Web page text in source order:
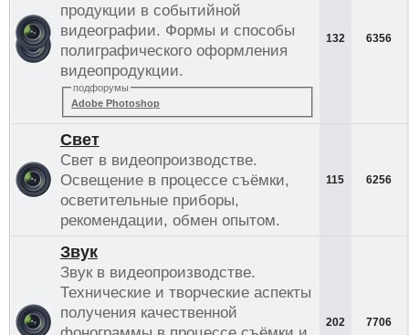
продукции в событийной
видеографии. Формы и способы
полиграфического оформления
видеопродукции.
подфорумы
Adobe Photoshop
132 6356
Свет
Свет в видеопроизводстве.
Освещение в процессе съёмки,
осветительные приборы,
рекомендации, обмен опытом.
115 6256
Звук
Звук в видеопроизводстве.
Технические и творческие аспекты
получения качественной
202 7706